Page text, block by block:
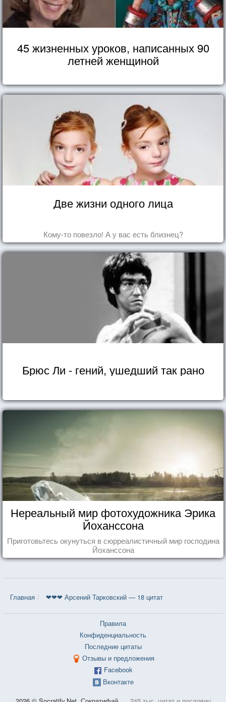
45 жизненных уроков, написанных 90
летней женщиной
Две жизни одного лица
Кому-то повезло! А у вас есть близнец?
Брюс Ли - гений, ушедший так рано
Нереальный мир фотохудожника Эрика
Йоханссона
Приготовьтесь окунуться в сюрреалистичный мир господина
Йоханссона
Главная ❤❤❤ Арсений Тарковский — 18 цитат
Правила
Конфиденциальность
Последние цитаты
Отзывы и предложения
Facebook
Вконтакте